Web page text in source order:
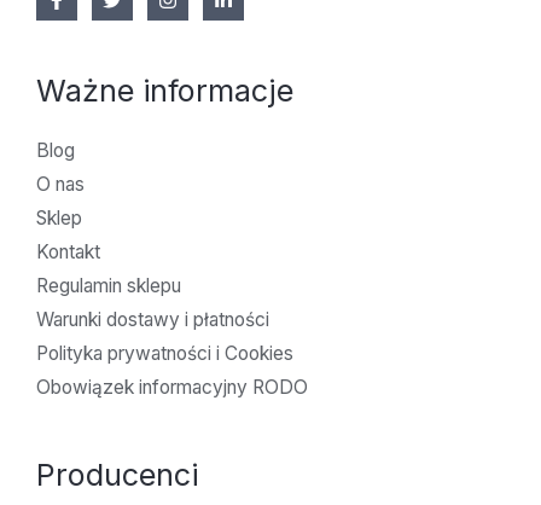
Ważne informacje
Blog
O nas
Sklep
Kontakt
Regulamin sklepu
Warunki dostawy i płatności
Polityka prywatności i Cookies
Obowiązek informacyjny RODO
Producenci